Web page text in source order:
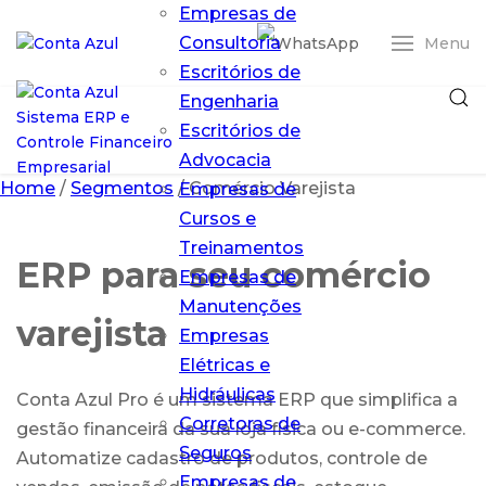
Menu
Empresas de
Consultoria
Escritórios de
Engenharia
Escritórios de
Advocacia
Empresas de
Cursos e
Treinamentos
Empresas de
Manutenções
Empresas
Elétricas e
Hidráulicas
Corretoras de
Seguros
Empresas de
Entrar
que simplifica
sua gestão
financeira
Home / Segmentos /Comércio Varejista
ERP para seu comércio
varejista
Conta Azul Pro é um sistema ERP que simplifica a
gestão financeira da sua loja física ou e-commerce.
Automatize cadastro de produtos, controle de